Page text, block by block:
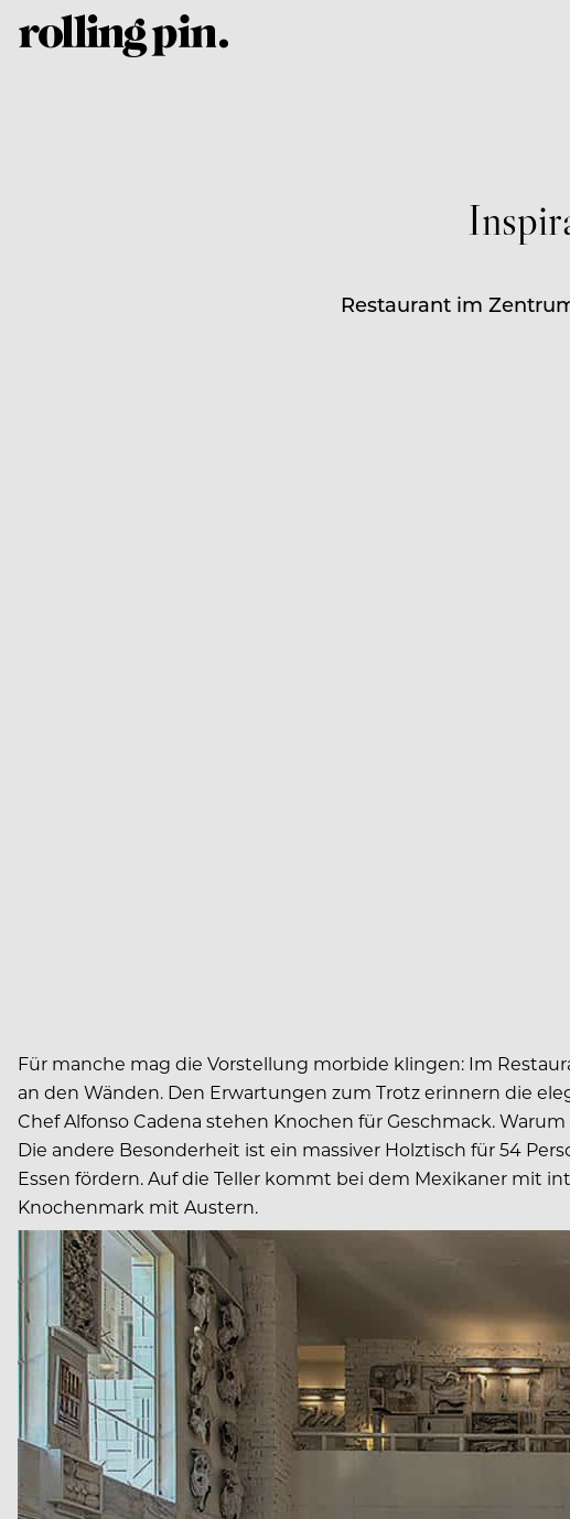
Restaurant im
Für manche mag die Vorstellung morbide klingen: Im
an den Wänden. Den Erwartungen zum Trotz erinnern die
Chef Alfonso Cadena stehen Knochen für Geschmack.
Die andere Besonderheit ist ein massiver Holztisch für 54
Essen fördern. Auf die Teller kommt bei dem Mexikaner mit
Knochenmark mit Austern.